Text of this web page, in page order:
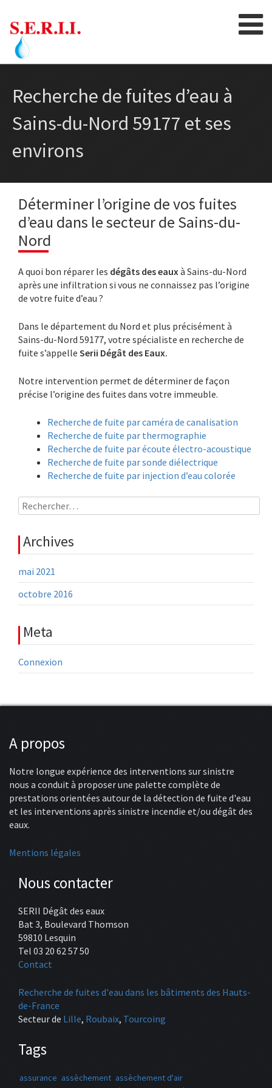
Recherche de fuites d’eau à
Sains-du-Nord 59177 et ses
environs
Déterminer l’origine de vos fuites
d’eau dans le secteur de Sains-du-
Nord
A quoi bon réparer les dégâts des eauxà Sains-du-Nord
après une infiltration si vous ne connaissez pas l’origine
de votre fuite d’eau ?
Dans le département du Nord et plus précisément à
Sains-du-Nord 59177, votre spécialiste en recherche de
fuite s’appelle Serii Dégât des Eaux.
Notre intervention permet de déterminer de façon
précise l’origine des fuites dans votre immeuble.
Recherche de fuite par caméra de canalisation
Recherche de fuite par thermographie
Recherche de fuite par écoute électro-acoustique
Recherche de fuite par sonde diélectrique
Recherche de fuite par injection d’eau colorée
Rechercher :
Archives
mai 2021
octobre 2016
Meta
Connexion
A propos
Notre longue expérience des interventions sur sinistre
nous a conduit à proposer une palette complète de
prestations orientées autour de la détection de fuite d'eau
et les interventions après sinistre incendie et/ou dégât des
eaux.
Mentions légales
Nous contacter
SERII Dégât des eaux
Bat 3, Boulevard Thomson
59810 Lesquin
Tel 03 20 62 57 50
Contact
Recherche de fuites d'eau dans les bâtiments des Hauts-
de-France
Secteur de Lille, Roubaix, Tourcoing
Tags
assurance assèchement assèchement d'air